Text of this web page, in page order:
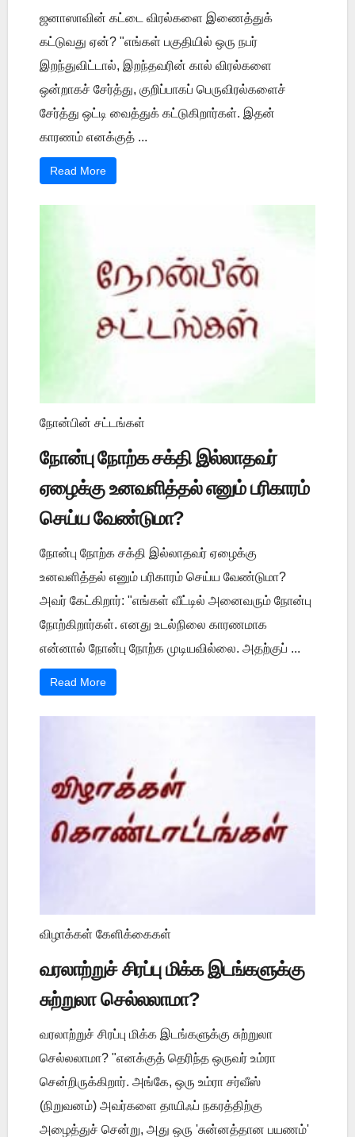
ஜனாஸாவின் கட்டை விரல்களை இணைத்துக்
கட்டுவது ஏன்? "எங்கள் பகுதியில் ஒரு நபர்
இறந்துவிட்டால், இறந்தவரின் கால் விரல்களை
ஒன்றாகச் சேர்த்து, குறிப்பாகப் பெருவிரல்களைச்
சேர்த்து ஒட்டி வைத்துக் கட்டுகிறார்கள். இதன்
காரணம் எனக்குத் ...
Read More
நோன்பின் சட்டங்கள்
நோன்பு நோற்க சக்தி இல்லாதவர்
ஏழைக்கு உனவளித்தல் எனும் பரிகாரம்
செய்ய வேண்டுமா?
நோன்பு நோற்க சக்தி இல்லாதவர் ஏழைக்கு
உனவளித்தல் எனும் பரிகாரம் செய்ய வேண்டுமா?
அவர் கேட்கிறார்: "எங்கள் வீட்டில் அனைவரும் நோன்பு
நோற்கிறார்கள். எனது உடல்நிலை காரணமாக
என்னால் நோன்பு நோற்க முடியவில்லை. அதற்குப் ...
Read More
விழாக்கள் கேளிக்கைகள்
வரலாற்றுச் சிரப்பு மிக்க இடங்களுக்கு
சுற்றுலா செல்லலாமா?
வரலாற்றுச் சிரப்பு மிக்க இடங்களுக்கு சுற்றுலா
செல்லலாமா? "எனக்குத் தெரிந்த ஒருவர் உம்ரா
சென்றிருக்கிறார். அங்கே, ஒரு உம்ரா சர்வீஸ்
(நிறுவனம்) அவர்களை தாயிஃப் நகரத்திற்கு
அழைத்துச் சென்று, அது ஒரு 'சுன்னத்தான பயணம்'